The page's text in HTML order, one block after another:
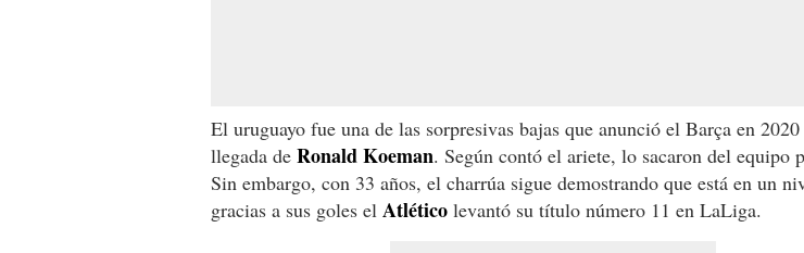
El uruguayo fue una de las sorpresivas bajas que anunció el Barça en
llegada de Ronald Koeman. Según contó el ariete, lo sacaron del equipo
Sin embargo, con 33 años, el charrúa sigue demostrando que está en un
gracias a sus goles el Atlético levantó su título número 11 en LaLiga.